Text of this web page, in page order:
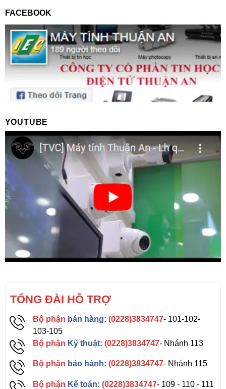
FACEBOOK
YOUTUBE
TỔNG ĐÀI HỖ TRỢ
Bộ phận bán hàng: (0228)3834747- 101-102-
103-105
Bộ phận Kỹ thuật: (0228)3834747- Nhánh 113
Bộ phận bảo hành: (0228)3834747- Nhánh 115
Bộ phận Kế toán: (0228)3834747- 109 - 110 - 111